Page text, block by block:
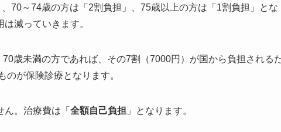
70～74歳の方は「2割負担」、75歳以上の方は「1割負担」とな
減っていきます。
歳未満の方であれば、その7割（7000円）が国から負担される
が保険診療となります。
。治療費は「 全額自己負担 」となります。